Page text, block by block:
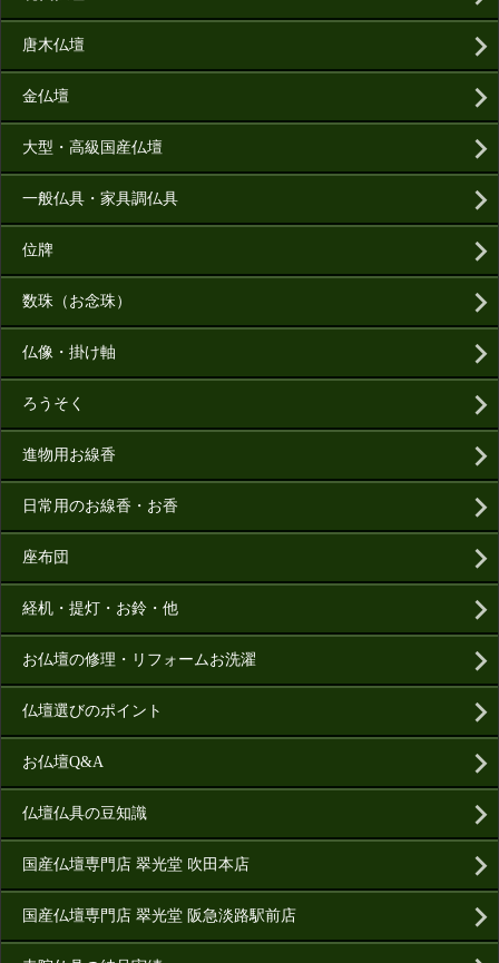
唐木仏壇
金仏壇
大型・高級国産仏壇
一般仏具・家具調仏具
位牌
数珠（お念珠）
仏像・掛け軸
ろうそく
進物用お線香
日常用のお線香・お香
座布団
経机・提灯・お鈴・他
お仏壇の修理・リフォームお洗濯
仏壇選びのポイント
お仏壇Q&A
仏壇仏具の豆知識
国産仏壇専門店 翠光堂 吹田本店
国産仏壇専門店 翠光堂 阪急淡路駅前店